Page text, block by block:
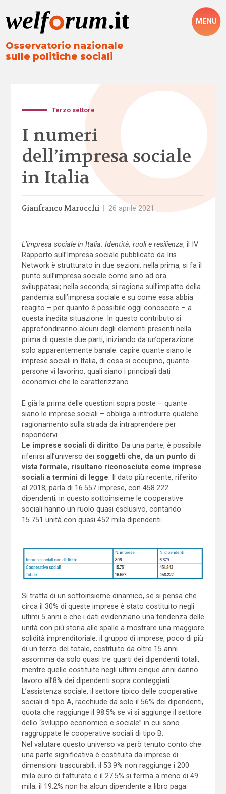
Osservatorio nazionale
sulle politiche sociali
MENU
Terzo settore
I numeri
dell’impresa sociale
in Italia
Gianfranco Marocchi 26 aprile 2021
L’impresa sociale in Italia. Identità, ruoli e resilienza, il IV
Rapporto sull’Impresa sociale pubblicato da Iris
Network è strutturato in due sezioni: nella prima, si fa il
punto sull’impresa sociale come sino ad ora
sviluppatasi; nella seconda, si ragiona sull’impatto della
pandemia sull’impresa sociale e su come essa abbia
reagito – per quanto è possibile oggi conoscere – a
questa inedita situazione. In questo contributo si
approfondiranno alcuni degli elementi presenti nella
prima di queste due parti, iniziando da un’operazione
solo apparentemente banale: capire quante siano le
imprese sociali in Italia, di cosa si occupino, quante
persone vi lavorino, quali siano i principali dati
economici che le caratterizzano.
E già la prima delle questioni sopra poste – quante
siano le imprese sociali – obbliga a introdurre qualche
ragionamento sulla strada da intraprendere per
rispondervi.
Le imprese sociali di diritto . Da una parte, è possibile
riferirsi all’universo dei soggetti che, da un punto di
vista formale, risultano riconosciute come imprese
sociali a termini di legge . Il dato più recente, riferito
al 2018, parla di 16.557 imprese, con 458.222
dipendenti; in questo sottoinsieme le cooperative
sociali hanno un ruolo quasi esclusivo, contando
15.751 unità con quasi 452 mila dipendenti.
Si tratta di un sottoinsieme dinamico, se si pensa che
circa il 30% di queste imprese è stato costituito negli
ultimi 5 anni e che i dati evidenziano una tendenza delle
unità con più storia alle spalle a mostrare una maggiore
solidità imprenditoriale: il gruppo di imprese, poco di più
di un terzo del totale, costituito da oltre 15 anni
assomma da solo quasi tre quarti dei dipendenti totali,
mentre quelle costituite negli ultimi cinque anni danno
lavoro all’8% dei dipendenti sopra conteggiati.
L’assistenza sociale, il settore tipico delle cooperative
sociali di tipo A, racchiude da solo il 56% dei dipendenti,
quota che raggiunge il 98.5% se vi si aggiunge il settore
dello “sviluppo economico e sociale” in cui sono
raggruppate le cooperative sociali di tipo B.
Nel valutare questo universo va però tenuto conto che
una parte significativa è costituita da imprese di
dimensioni trascurabili: il 53.9% non raggiunge i 200
mila euro di fatturato e il 27.5% si ferma a meno di 49
mila; il 19.2% non ha alcun dipendente a libro paga.